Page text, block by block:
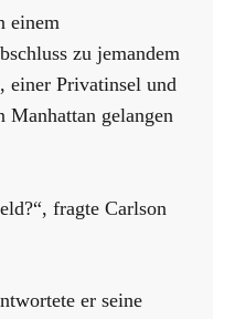
einem
zu jemandem
einer Privatinsel und
Manhattan gelangen
fragte Carlson
er seine